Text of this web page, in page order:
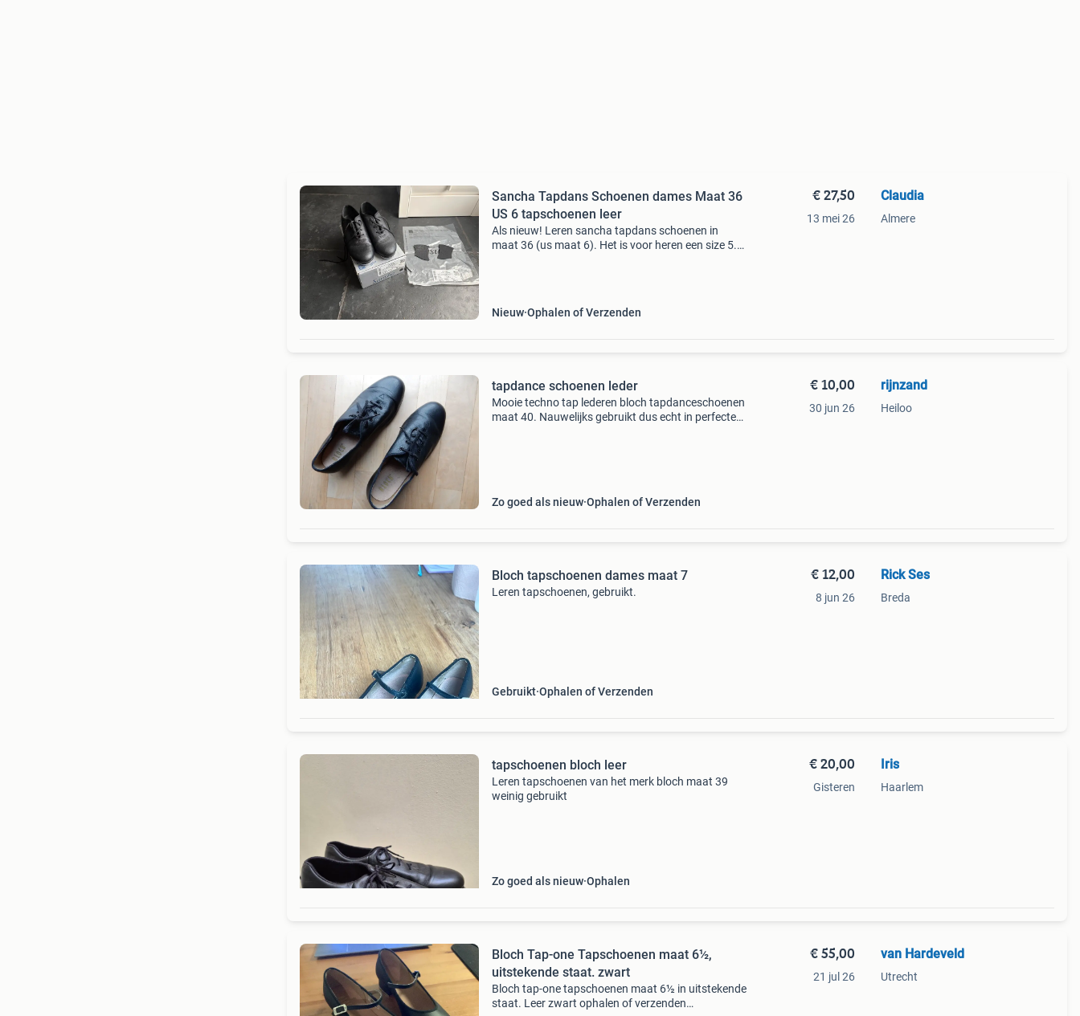
Sancha Tapdans Schoenen dames Maat 36
US 6 tapschoenen leer
Als nieuw! Leren sancha tapdans schoenen in
maat 36 (us maat 6). Het is voor heren een size 5.
Nieuw Ophalen of Verzenden
€ 27,50
13 mei 26
Claudia
Almere
tapdance schoenen leder
Mooie techno tap lederen bloch tapdanceschoenen
maat 40. Nauwelijks gebruikt dus echt in perfecte
Zo goed als nieuw Ophalen of Verzenden
€ 10,00
30 jun 26
rijnzand
Heiloo
Bloch tapschoenen dames maat 7
Leren tapschoenen, gebruikt.
Gebruikt Ophalen of Verzenden
€ 12,00
8 jun 26
Rick Ses
Breda
tapschoenen bloch leer
Leren tapschoenen van het merk bloch maat 39
weinig gebruikt
Zo goed als nieuw Ophalen
€ 20,00
Gisteren
Iris
Haarlem
Bloch Tap-one Tapschoenen maat 6½,
uitstekende staat. zwart
Bloch tap-one tapschoenen maat 6½ in uitstekende
staat. Leer zwart ophalen of verzenden
€ 55,00
21 jul 26
van Hardeveld
Utrecht